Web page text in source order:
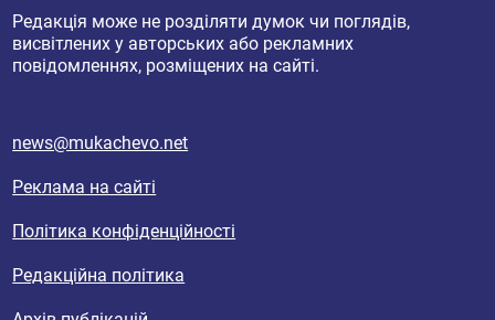
Редакція може не розділяти думок чи поглядів,
висвітлених у авторських або рекламних
повідомленнях, розміщених на сайті.
news@mukachevo.net
Реклама на сайті
Політика конфіденційності
Редакційна політика